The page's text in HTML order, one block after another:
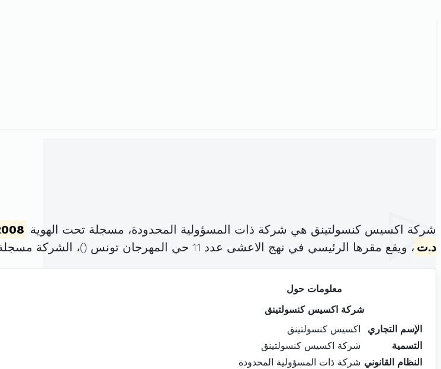
شركة اكسيس كنسولتينق هي شركة ذات المسؤولية المحدودة، مسجلة تحت الهوية
د.ت ، ويقع مقرها الرئيسي في نهج الاعشى عدد 11 حي المهرجان تونس ( )، الشركة
معلومات حول
شركة اكسيس كنسولتينق
الإسم التجاري
اكسيس كنسولتينق
التسمية
شركة اكسيس كنسولتينق
النظام القانوني شركة ذات المسؤولية المحدودة